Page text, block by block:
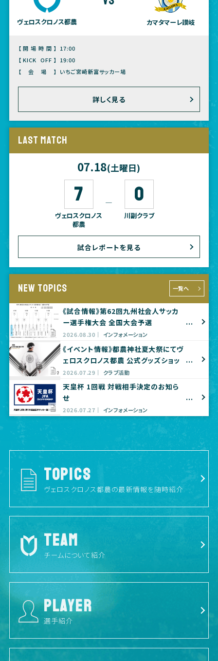
ヴェロスクロノス都農 カマタマーレ讃岐
【開場時間】
17:00
【KICK OFF】
19:00
【会場】
いちご宮崎新富サッカー場
詳しく見る
LAST MATCH
07.18(土曜日)
7
ヴェロスクロノス
都農
― 0
川副クラブ
試合レポートを見る
NEW TOPICS 一覧へ
《試合情報》第62回九州社会人サッカ
ー選手権大会 全国大会予選
2026.08.30 インフォメーション
《イベント情報》都農神社夏大祭にてヴ
ェロスクロノス都農 公式グッズショッ
プ出店のお知らせ
2026.07.29 クラブ活動
天皇杯 1回戦 対戦相手決定のお知ら
せ
2026.07.27 インフォメーション
TOPICS
ヴェロスクロノス都農の最新情報を随時紹介
TEAM
チームについて紹介
PLAYER
選手紹介